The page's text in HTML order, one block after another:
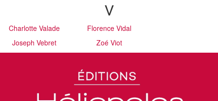
V
Charlotte Valade
Joseph Vebret
Florence Vidal
Zoé Viot